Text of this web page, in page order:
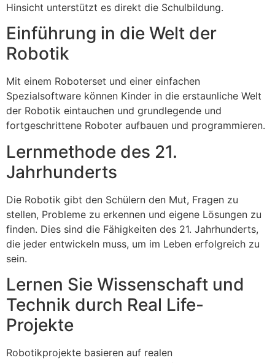
Hinsicht unterstützt es direkt die Schulbildung.
Einführung in die Welt der
Robotik
Mit einem Roboterset und einer einfachen
Spezialsoftware können Kinder in die erstaunliche Welt
der Robotik eintauchen und grundlegende und
fortgeschrittene Roboter aufbauen und programmieren.
Lernmethode des 21.
Jahrhunderts
Die Robotik gibt den Schülern den Mut, Fragen zu
stellen, Probleme zu erkennen und eigene Lösungen zu
finden. Dies sind die Fähigkeiten des 21. Jahrhunderts,
die jeder entwickeln muss, um im Leben erfolgreich zu
sein.
Lernen Sie Wissenschaft und
Technik durch Real Life-
Projekte
Robotikprojekte basieren auf realen